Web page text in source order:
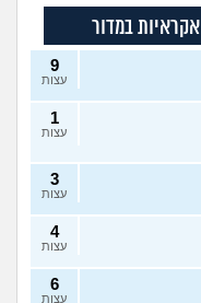
אקראיות במדור
9
עצות
1
עצות
3
עצות
4
עצות
6
עצות